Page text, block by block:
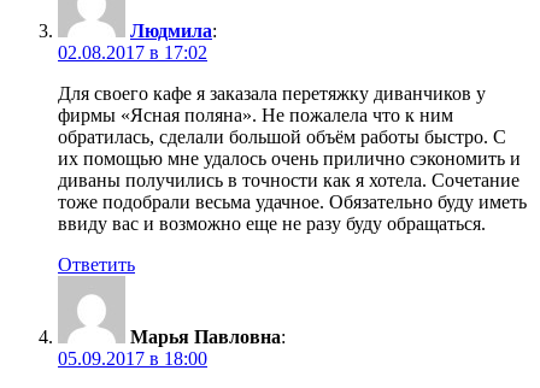
Людмила:
02.08.2017 в 17:02
Для своего кафе я заказала перетяжку диванчиков у
фирмы «Ясная поляна». Не пожалела что к ним
обратилась, сделали большой объём работы быстро. С
их помощью мне удалось очень прилично сэкономить и
диваны получились в точности как я хотела. Сочетание
тоже подобрали весьма удачное. Обязательно буду иметь
ввиду вас и возможно еще не разу буду обращаться.
Ответить
Марья Павловна:
05.09.2017 в 18:00